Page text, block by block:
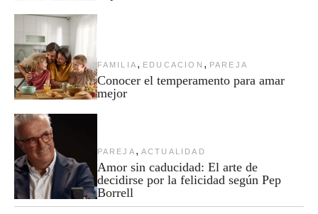
FAMILIA , EDUCACION , PAREJA
Conocer el temperamento para amar
mejor
PAREJA , ACTUALIDAD
Amor sin caducidad: El arte de
decidirse por la felicidad según Pep
Borrell